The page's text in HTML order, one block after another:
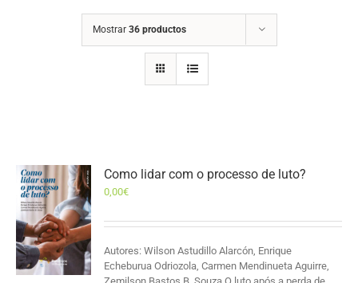
Mostrar 36 productos
Como lidar com o processo de luto?
0,00€
Autores: Wilson Astudillo Alarcón, Enrique
Echeburua Odriozola, Carmen Mendinueta Aguirre,